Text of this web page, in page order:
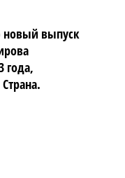
выпуск
года,